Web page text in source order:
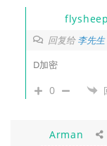
flysheep
回复给李先生
D加密
0
Arman